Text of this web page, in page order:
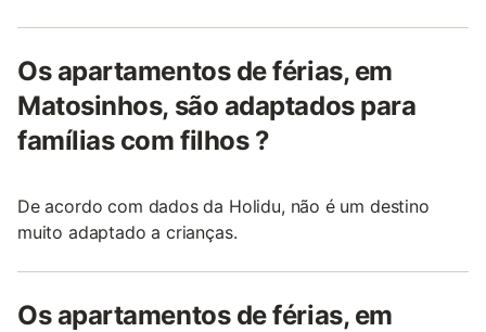
Os apartamentos de férias, em
Matosinhos, são adaptados para
famílias com filhos ?
De acordo com dados da Holidu, não é um destino
muito adaptado a crianças.
Os apartamentos de férias, em